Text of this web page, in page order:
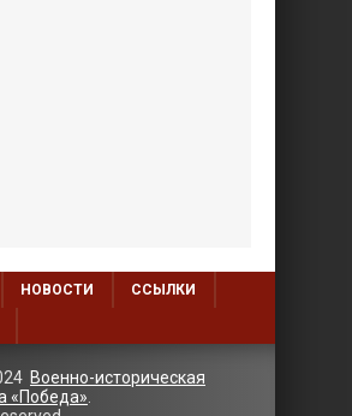
НОВОСТИ ССЫЛКИ
Военно-историческая
«Победа»